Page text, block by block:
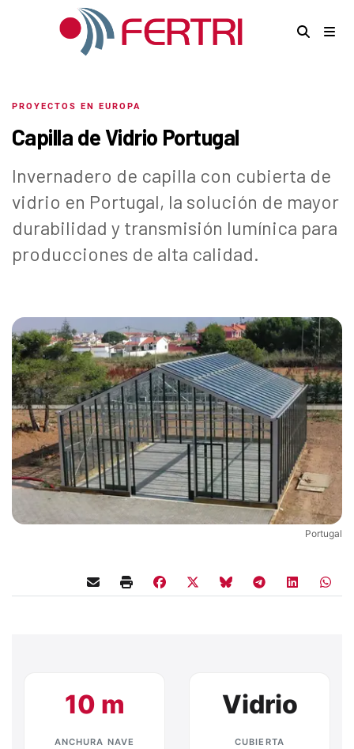
PROYECTOS EN EUROPA
Capilla de Vidrio Portugal
Invernadero de capilla con cubierta de
vidrio en Portugal, la solución de mayor
durabilidad y transmisión lumínica para
producciones de alta calidad.
Portugal
10 m
ANCHURA NAVE
Vidrio
CUBIERTA